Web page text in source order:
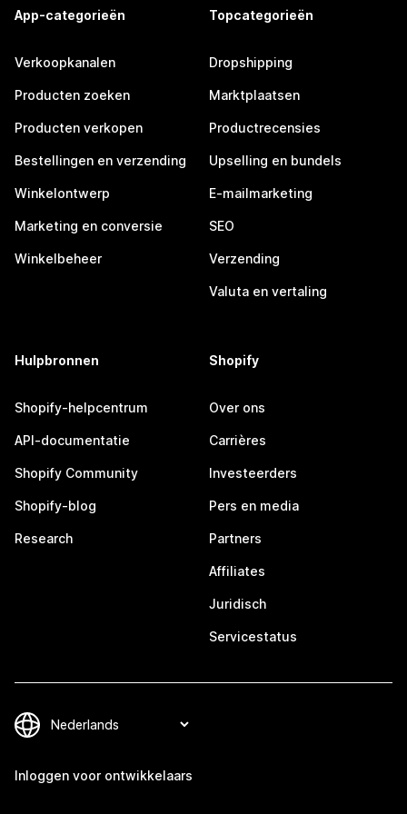
App-categorieën
Verkoopkanalen
Producten zoeken
Producten verkopen
Bestellingen en verzending
Winkelontwerp
Marketing en conversie
Winkelbeheer
Topcategorieën
Dropshipping
Marktplaatsen
Productrecensies
Upselling en bundels
E-mailmarketing
SEO
Verzending
Valuta en vertaling
Hulpbronnen
Shopify-helpcentrum
API-documentatie
Shopify Community
Shopify-blog
Research
Shopify
Over ons
Carrières
Investeerders
Pers en media
Partners
Affiliates
Juridisch
Servicestatus
Inloggen voor ontwikkelaars